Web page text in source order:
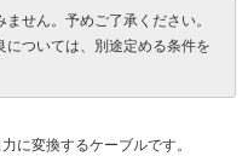
せん。予めご了承ください。
については、別途定める条件を
に変換するケーブルです。